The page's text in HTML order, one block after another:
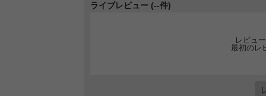
ライブレビュー (--件)
レビュ
最初のレ